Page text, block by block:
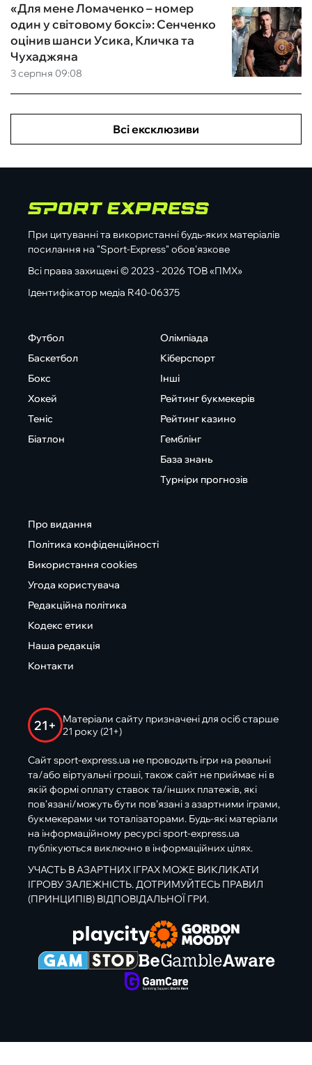
3 серпня 09:08
«Для мене Ломаченко – номер
один у світовому боксі»: Сенченко
оцінив шанси Усика, Кличка та
Чухаджяна
Всі ексклюзиви
При цитуванні та використанні будь-яких матеріалів
посилання на "Sport-Express" обов'язкове
Всі права захищені © 2023 - 2026 ТОВ «ПМХ»
Ідентифікатор медіа R40-06375
Футбол
Баскетбол
Бокс
Хокей
Теніс
Біатлон
Олімпіада
Кіберспорт
Інші
Рейтинг букмекерів
Рейтинг казино
Гемблінг
База знань
Турніри прогнозів
Про видання
Політика конфіденційності
Використання cookies
Угода користувача
Редакційна політика
Кодекс етики
Наша редакція
Контакти
21+
Матеріали сайту призначені для осіб старше
21 року (21+)
Сайт sport-express.ua не проводить ігри на реальні
та/або віртуальні гроші, також сайт не приймає ні в
якій формі оплату ставок та/інших платежів, які
пов’язані/можуть бути пов’язані з азартними іграми,
букмекерами чи тоталізаторами. Будь-які матеріали
на інформаційному ресурсі sport-express.ua
публікуються виключно в інформаційних цілях.
УЧАСТЬ В АЗАРТНИХ ІГРАХ МОЖЕ ВИКЛИКАТИ
ІГРОВУ ЗАЛЕЖНІСТЬ. ДОТРИМУЙТЕСЬ ПРАВИЛ
(ПРИНЦИПІВ) ВІДПОВІДАЛЬНОЇ ГРИ.